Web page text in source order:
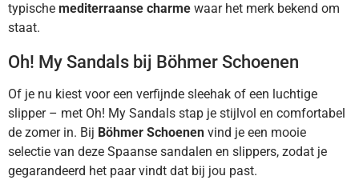
typische mediterraanse charme waar het merk bekend om
staat.
Oh! My Sandals bij Böhmer Schoenen
Of je nu kiest voor een verfijnde sleehak of een luchtige
slipper – met Oh! My Sandals stap je stijlvol en comfortabel
de zomer in. Bij Böhmer Schoenen vind je een mooie
selectie van deze Spaanse sandalen en slippers, zodat je
gegarandeerd het paar vindt dat bij jou past.